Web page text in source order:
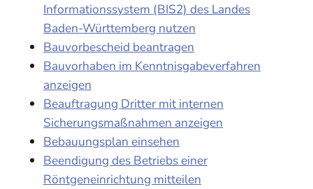
Informationssystem (BIS2) des Landes
Baden-Württemberg nutzen
Bauvorbescheid beantragen
Bauvorhaben im Kenntnisgabeverfahren
anzeigen
Beauftragung Dritter mit internen
Sicherungsmaßnahmen anzeigen
Bebauungsplan einsehen
Beendigung des Betriebs einer
Röntgeneinrichtung mitteilen